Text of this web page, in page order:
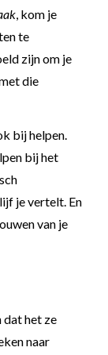
, kom je
te
zijn om je
die
bij helpen.
bij het
je vertelt. En
van je
dat het ze
naar